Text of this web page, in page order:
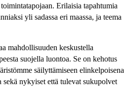
Erilaisia tapahtumia
yli sadassa eri maassa, ja teema
mahdollisuuden keskustella
suojella luontoa. Se on kehotus
säilyttämiseen elinkelpoisena
nykyiset että tulevat sukupolvet